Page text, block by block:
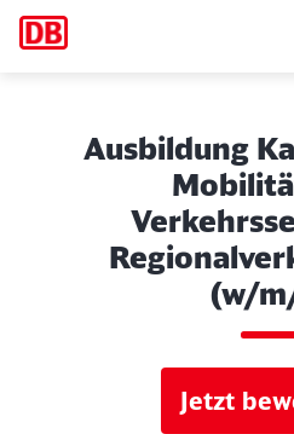
Ausbildung
(w/
Jetzt